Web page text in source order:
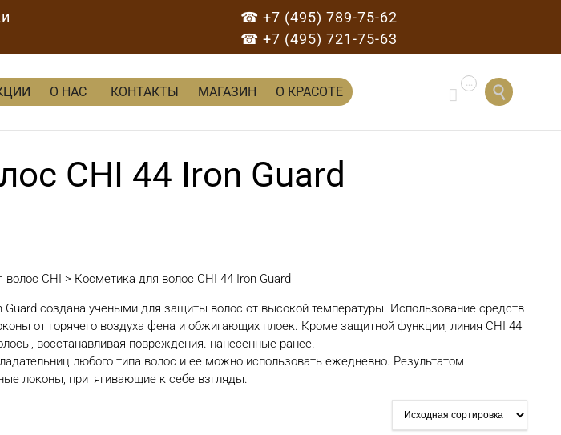
☎ +7 (495) 789-75-62
☎ +7 (495) 721-75-63
Перейти
к
О НАС КОНТАКТЫ МАГАЗИН О КРАСОТЕ  
CHI 44 Iron Guard
волос CHI > Косметика для волос CHI 44 Iron Guard
Guard создана учеными для защиты волос от высокой температуры. Использование средств
от горячего воздуха фена и обжигающих плоек. Кроме защитной функции, линия CHI 44
восстанавливая повреждения. нанесенные ранее.
любого типа волос и ее можно использовать ежедневно. Результатом
локоны, притягивающие к себе взгляды.